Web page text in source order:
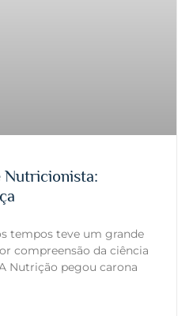
Nutricionista:
tempos teve um grande
compreensão da ciência
Nutrição pegou carona